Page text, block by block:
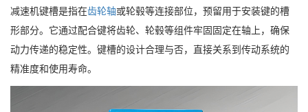
减速机键槽是指在齿轮轴或轮毂等连接部位，预留用于安装键的槽
形部分。它通过配合键将齿轮、轮毂等组件牢固固定在轴上，确保
动力传递的稳定性。键槽的设计合理与否，直接关系到传动系统的
精准度和使用寿命。